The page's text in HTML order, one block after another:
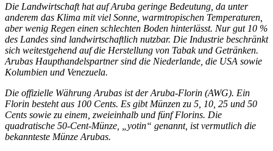
Die Landwirtschaft hat auf Aruba geringe Bedeutung, da unter
anderem das Klima mit viel Sonne, warmtropischen Temperaturen,
aber wenig Regen einen schlechten Boden hinterlässt. Nur gut 10 %
des Landes sind landwirtschaftlich nutzbar. Die Industrie beschränkt
sich weitestgehend auf die Herstellung von Tabak und Getränken.
Arubas Haupthandelspartner sind die Niederlande, die USA sowie
Kolumbien und Venezuela.
Die offizielle Währung Arubas ist der Aruba-Florin (AWG). Ein
Florin besteht aus 100 Cents. Es gibt Münzen zu 5, 10, 25 und 50
Cents sowie zu einem, zweieinhalb und fünf Florins. Die
quadratische 50-Cent-Münze, „yotin“ genannt, ist vermutlich die
bekannteste Münze Arubas.